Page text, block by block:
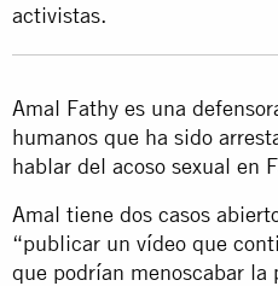
activistas.
Amal Fathy es una
humanos que ha sido
hablar del acoso sexual en
Amal tiene dos casos
“publicar un vídeo que
que podrían menoscabar la